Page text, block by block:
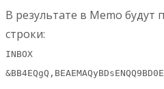
В результате в Memo
строки:
INBOX